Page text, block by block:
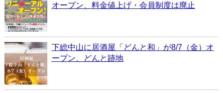
オープン、料金値上げ・会員制度は廃止
下総中山に居酒屋「どんと和」が8/7（金）オ
ープン、どんと跡地